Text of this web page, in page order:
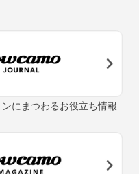
にまつわるお役立ち情報